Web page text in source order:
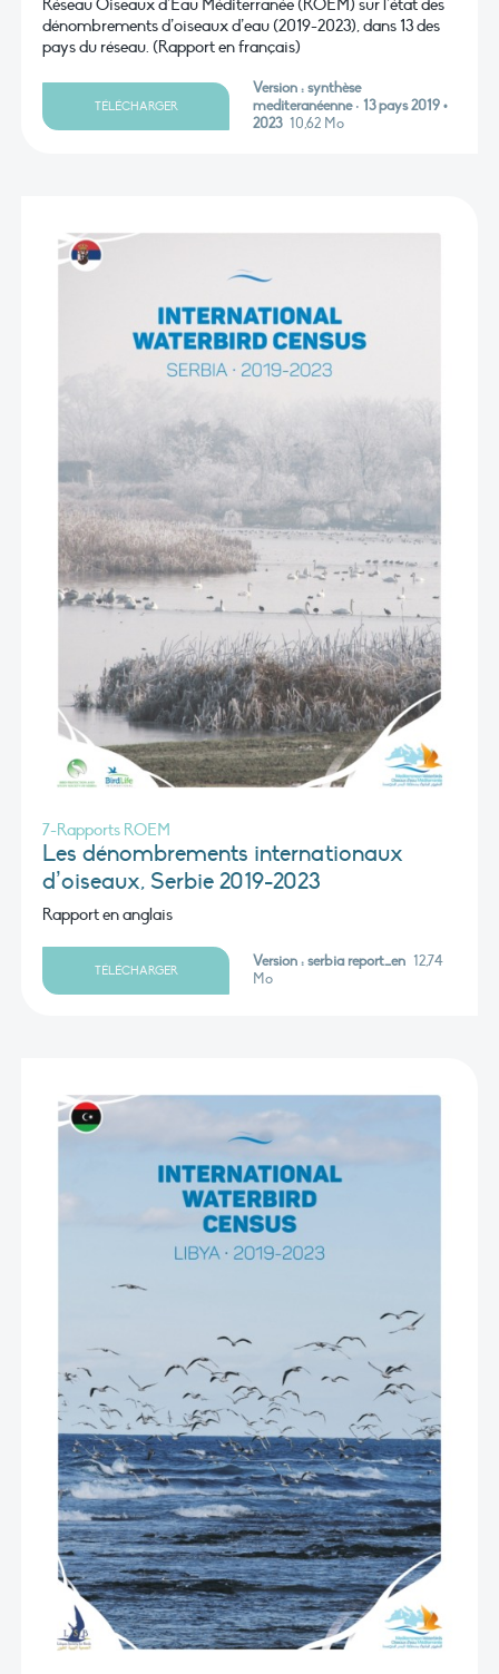
Réseau Oiseaux d’Eau Méditerranée (ROEM) sur l’état des
dénombrements d’oiseaux d’eau (2019-2023), dans 13 des
pays du réseau. (Rapport en français)
TÉLÉCHARGER
Version : synthèse
mediteranéenne · 13 pays 2019 •
2023 10,62 Mo
7-Rapports ROEM
Les dénombrements internationaux
d’oiseaux, Serbie 2019-2023
Rapport en anglais
TÉLÉCHARGER Version : serbia report_en 12,74
Mo